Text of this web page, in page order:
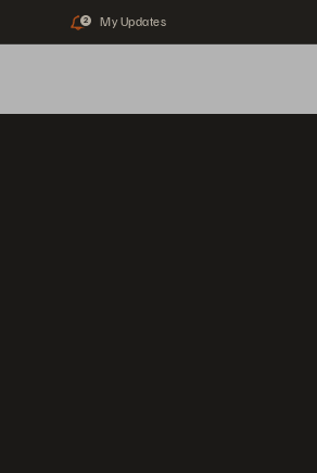
2 My Updates